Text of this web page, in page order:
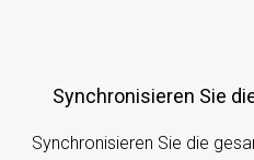
Synchronisieren Sie
Synchronisieren Sie die